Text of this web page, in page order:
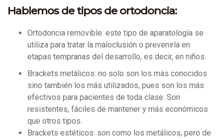
Hablemos de tipos de ortodoncia:
Ortodoncia removible: este tipo de aparatología se
utiliza para tratar la maloclusión o prevenirla en
etapas tempranas del desarrollo, es decir, en niños.
Brackets metálicos: no solo son los más conocidos
sino también los más utilizados, pues son los más
efectivos para pacientes de toda clase. Son
resistentes, fáciles de mantener y más económicos
que otros tipos.
Brackets estéticos: son como los metálicos, pero de